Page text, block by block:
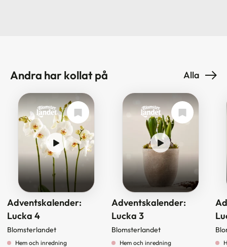
Andra har kollat på Alla
Adventskalender:
Lucka 4
Blomsterlandet
Hem och inredning
Adventskalender:
Lucka 3
Blomsterlandet
Hem och inredning